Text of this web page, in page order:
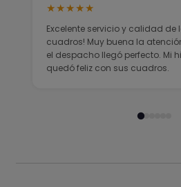
★★★★★
Excelente servicio y calidad de
cuadros! Muy buena la
el despacho llegó perfecto. Mi
quedó feliz con sus cuadros.